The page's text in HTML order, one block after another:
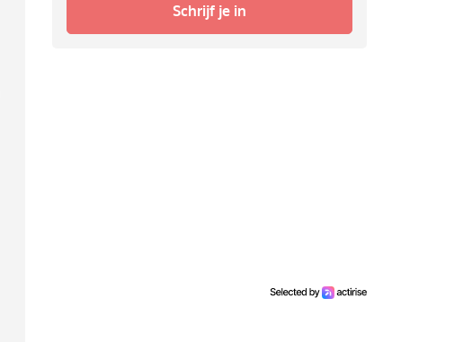
Schrijf je in